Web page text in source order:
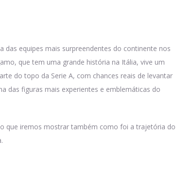
das equipes mais surpreendentes do continente nos
que tem uma grande história na Itália, vive um
do topo da Serie A, com chances reais de levantar
das figuras mais experientes e emblemáticas do
que iremos mostrar também como foi a trajetória do